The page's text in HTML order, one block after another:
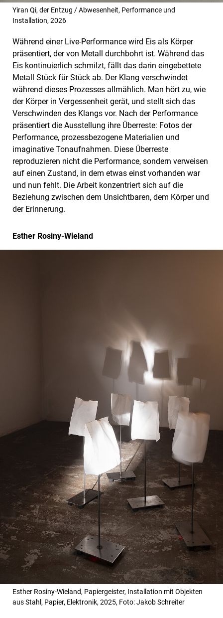
Yiran Qi, der Entzug / Abwesenheit, Performance und
Installation, 2026
Während einer Live-Performance wird Eis als Körper
präsentiert, der von Metall durchbohrt ist. Während das
Eis kontinuierlich schmilzt, fällt das darin eingebettete
Metall Stück für Stück ab. Der Klang verschwindet
während dieses Prozesses allmählich. Man hört zu, wie
der Körper in Vergessenheit gerät, und stellt sich das
Verschwinden des Klangs vor. Nach der Performance
präsentiert die Ausstellung ihre Überreste: Fotos der
Performance, prozessbezogene Materialien und
imaginative Tonaufnahmen. Diese Überreste
reproduzieren nicht die Performance, sondern verweisen
auf einen Zustand, in dem etwas einst vorhanden war
und nun fehlt. Die Arbeit konzentriert sich auf die
Beziehung zwischen dem Unsichtbaren, dem Körper und
der Erinnerung.
Esther Rosiny-Wieland
Esther Rosiny-Wieland, Papiergeister, Installation mit Objekten
aus Stahl, Papier, Elektronik, 2025, Foto: Jakob Schreiter